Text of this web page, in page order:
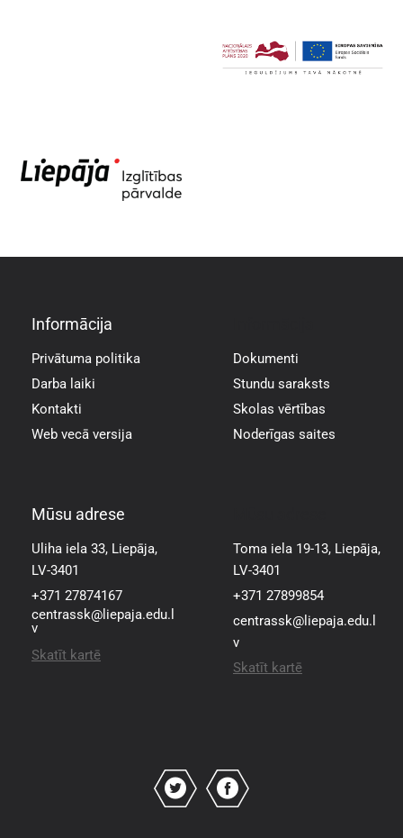
Informācija
Privātuma politika
Darba laiki
Kontakti
Web vecā versija
Dokumenti
Stundu saraksts
Skolas vērtības
Noderīgas saites
Mūsu adrese
Uliha iela 33, Liepāja,
LV-3401
+371 27874167
centrassk@liepaja.edu.l
v
Skatīt kartē
Toma iela 19-13, Liepāja,
LV-3401
+371 27899854
centrassk@liepaja.edu.l
v
Skatīt kartē